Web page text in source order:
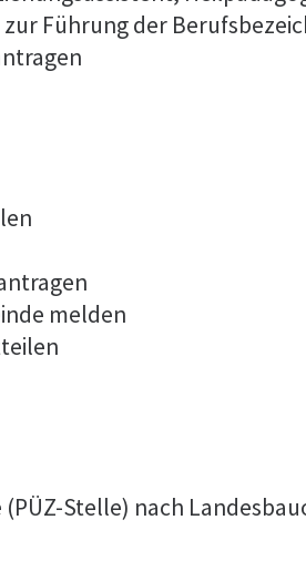
Führung der
melden
Stelle) nach